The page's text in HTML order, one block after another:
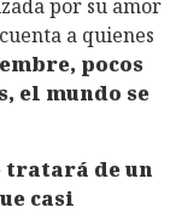
por su amor
a quienes
pocos
el mundo se
tratará de un
casi